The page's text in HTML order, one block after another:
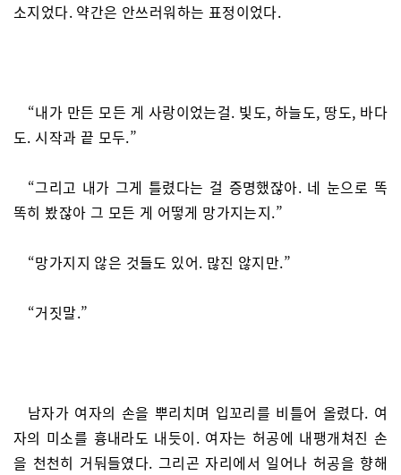
소지었다. 약간은 안쓰러워하는 표정이었다.
“내가 만든 모든 게 사랑이었는걸. 빛도, 하늘도, 땅도, 바다
도. 시작과 끝 모두.”
“그리고 내가 그게 틀렸다는 걸 증명했잖아. 네 눈으로 똑
똑히 봤잖아 그 모든 게 어떻게 망가지는지.”
“망가지지 않은 것들도 있어. 많진 않지만.”
“거짓말.”
남자가 여자의 손을 뿌리치며 입꼬리를 비틀어 올렸다. 여
자의 미소를 흉내라도 내듯이. 여자는 허공에 내팽개쳐진 손
을 천천히 거둬들였다. 그리곤 자리에서 일어나 허공을 향해